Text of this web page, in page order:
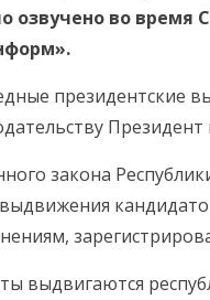
озвучено во
президентские
закона
выдвигаются